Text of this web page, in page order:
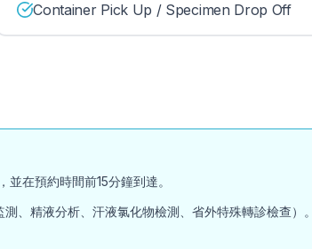
Container Pick Up / Specimen Drop Off
在預約時間前15分鐘到達。
、精液分析、汗液氯化物檢測、省外特殊轉診檢查